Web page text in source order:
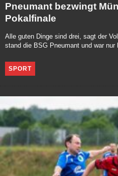
Pneumant bezwingt
Pokalfinale
Alle guten Dinge sind drei, sagt der
stand die BSG Pneumant und war nur
SPORT